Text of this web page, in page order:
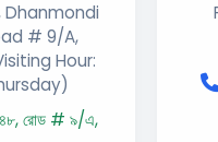
Dhanmondi
# 9/A,
Hour:
# ৪৮, রোড # ৯/এ,